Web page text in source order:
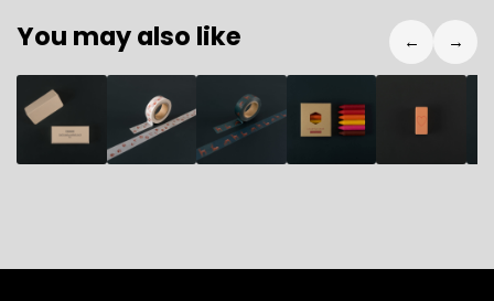
You may also like
11,80 3,50€ 3,50€
← →